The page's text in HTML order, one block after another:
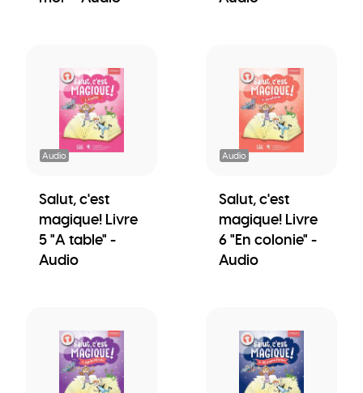
Audio
Salut, c'est
magique! Livre
5 "A table" -
Audio
Audio
Salut, c'est
magique! Livre
6 "En colonie" -
Audio